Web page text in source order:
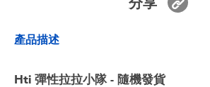
產品描述
Hti 彈性拉拉小隊 - 隨機發貨